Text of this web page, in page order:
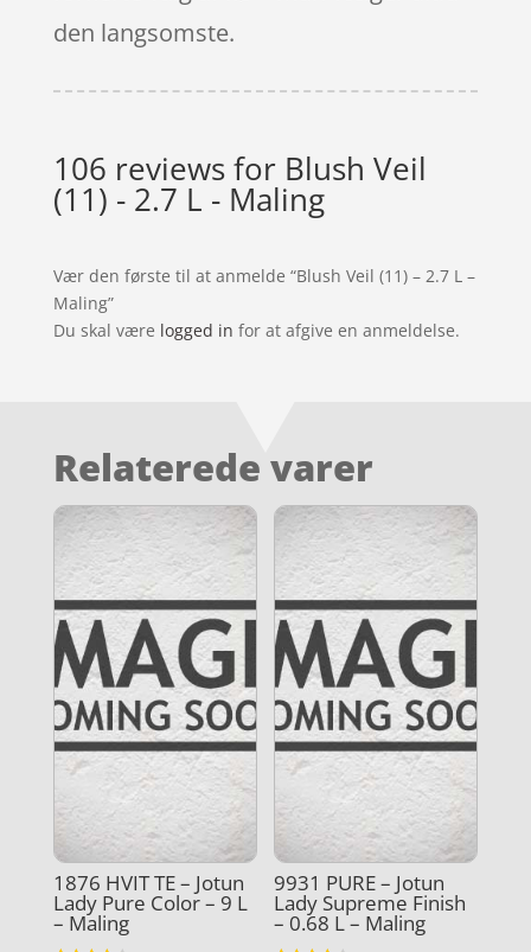
den langsomste.
106 reviews for Blush Veil
(11) - 2.7 L - Maling
Vær den første til at anmelde “Blush Veil (11) – 2.7 L –
Maling”
Du skal være logged in for at afgive en anmeldelse.
Relaterede varer
1876 HVIT TE – Jotun
Lady Pure Color – 9 L
– Maling
9931 PURE – Jotun
Lady Supreme Finish
– 0.68 L – Maling